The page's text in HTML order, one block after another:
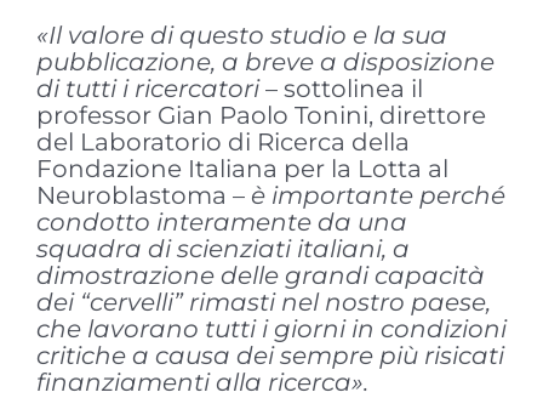
«Il valore di questo studio e la sua
pubblicazione, a breve a disposizione
di tutti i ricercatori– sottolinea il
professor Gian Paolo Tonini, direttore
del Laboratorio di Ricerca della
Fondazione Italiana per la Lotta al
Neuroblastoma – è importante perché
condotto interamente da una
squadra di scienziati italiani, a
dimostrazione delle grandi capacità
dei “cervelli” rimasti nel nostro paese,
che lavorano tutti i giorni in condizioni
critiche a causa dei sempre più risicati
finanziamenti alla ricerca».